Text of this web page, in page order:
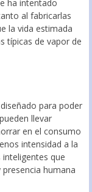
ha intentado
al fabricarlas
la vida estimada
típicas de vapor de
para poder
llevar
en el consumo
intensidad a la
que
humana